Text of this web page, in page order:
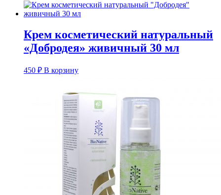
Крем косметический натуральный
«Добродея» живичный 30 мл
450 ₽ В корзину